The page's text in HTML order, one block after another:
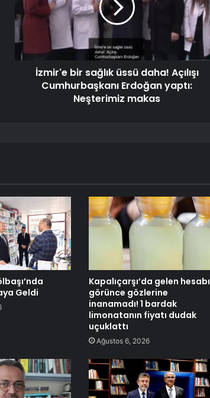
İzmir'e bir sağlık üssü daha! Açılışı
Cumhurbaşkanı Erdoğan yaptı:
Neşterimiz makas
Geldi
Kapalıçarşı’da gelen hesabı
görünce gözlerine
inanamadı! 1 bardak
limonatanın fiyatı dudak
uçuklattı
Ağustos 6, 2026